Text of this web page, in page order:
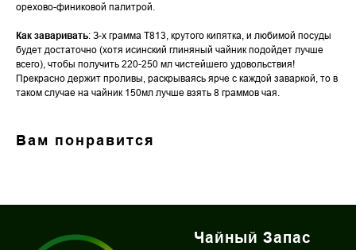
орехово-финиковой палитрой.
Как заваривать: З-х грамма Т813, крутого кипятка, и любимой посуды
будет достаточно (хотя исинский глиняный чайник подойдет лучше
всего), чтобы получить 220-250 мл чистейшего удовольствия!
Прекрасно держит проливы, раскрываясь ярче с каждой заваркой, то в
таком случае на чайник 150мл лучше взять 8 граммов чая.
Вам понравится
Чайный Запас